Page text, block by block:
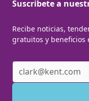
Suscribete a
Recibe noticias,
gratuitos y beneficios